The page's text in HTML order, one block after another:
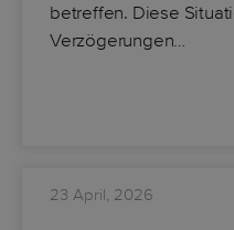
betreffen. Diese
Verzögerungen…
23 April, 2026